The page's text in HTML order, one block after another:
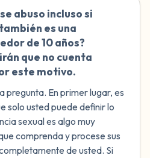
abuso incluso si
es una
de 10 años?
que no cuenta
este motivo.
pregunta. En primer lugar, es
solo usted puede definir lo
sexual es algo muy
comprenda y procese sus
de usted. Si